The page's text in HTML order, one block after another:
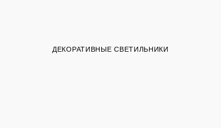
ДЕКОРАТИВНЫЕ СВЕТИЛЬНИКИ